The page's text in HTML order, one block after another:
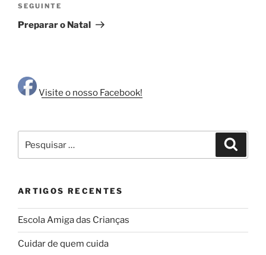
Conteúdo
seguinte
SEGUINTE
Preparar o Natal
Visite o nosso Facebook!
por:
ARTIGOS RECENTES
Escola Amiga das Crianças
Cuidar de quem cuida